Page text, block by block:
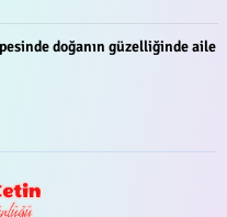
doğanın güzelliğinde aile